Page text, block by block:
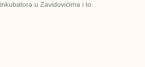
inkubatora u Zavidovićima i to